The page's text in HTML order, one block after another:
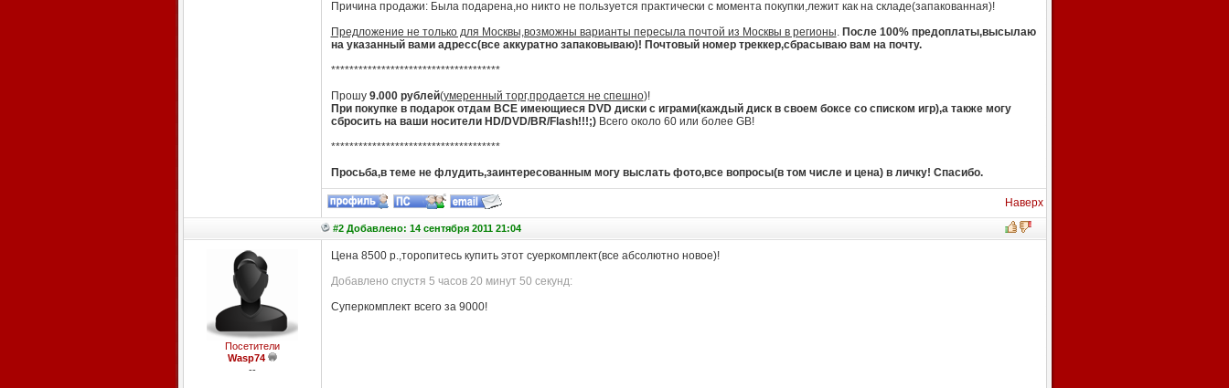
Причина продажи: Была подарена,но никто не пользуется практически с момента покупки,лежит как на складе(запакованная)!
Предложение не только для Москвы,возможны варианты пересыла почтой из Москвы в регионы. После 100% предоплаты,высылаю
на указанный вами адресс(все аккуратно запаковываю)! Почтовый номер треккер,сбрасываю вам на почту.
*************************************
Прошу 9.000 рублей(умеренный торг,продается не спешно)!
При покупке в подарок отдам ВСЕ имеющиеся DVD диски с играми(каждый диск в своем боксе со списком игр),а также могу
сбросить на ваши носители HD/DVD/BR/Flash!!!;)Всего около 60 или более GB!
*************************************
Просьба,в теме не флудить,заинтересованным могу выслать фото,все вопросы(в том числе и цена) в личку! Спасибо.
Наверх
#2 Добавлено: 14 сентября 2011 21:04
Посетители
Wasp74
--
Цена 8500 р.,торопитесь купить этот суеркомплект(все абсолютно новое)!
Добавлено спустя 5 часов 20 минут 50 секунд:
Суперкомплект всего за 9000!